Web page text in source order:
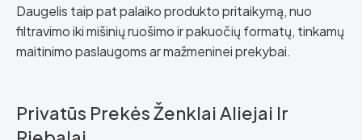
Daugelis taip pat palaiko produkto pritaikymą, nuo
filtravimo iki mišinių ruošimo ir pakuočių formatų, tinkamų
maitinimo paslaugoms ar mažmeninei prekybai.
Privatūs Prekės Ženklai Aliejai Ir